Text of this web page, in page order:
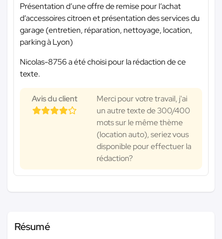
Présentation d’une offre de remise pour l’achat
d’accessoires citroen et présentation des services du
garage (entretien, réparation, nettoyage, location,
parking à Lyon)
Nicolas-8756 a été choisi pour la rédaction de ce
texte.
Avis du client
Merci pour votre travail, j'ai
un autre texte de 300/400
mots sur le même thème
(location auto), seriez vous
disponible pour effectuer la
rédaction?
Résumé